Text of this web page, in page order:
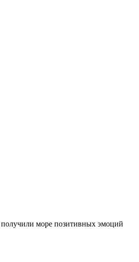
получили море позитивных эмоций